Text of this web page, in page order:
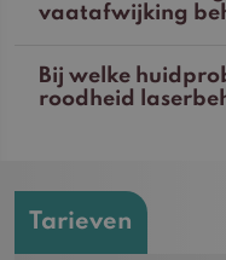
vaatafwijking
Bij welke
roodheid
Tarieven